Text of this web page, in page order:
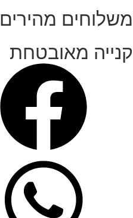
משלוחים מהירים
קנייה מאובטחת